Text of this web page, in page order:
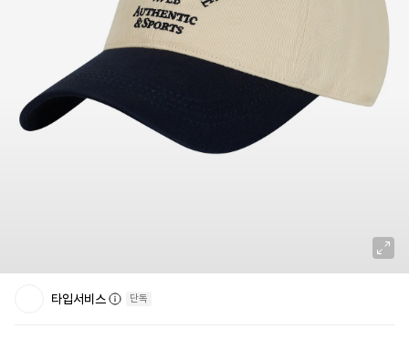
타입서비스 단독